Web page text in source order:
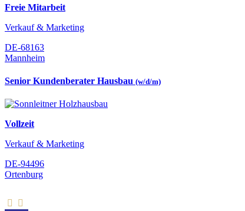
Freie Mitarbeit
Verkauf & Marketing
DE-68163
Mannheim
Senior Kundenberater Hausbau (w/d/m)
Vollzeit
Verkauf & Marketing
DE-94496
Ortenburg